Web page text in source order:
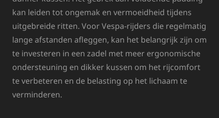
kan leiden tot ongemak en vermoeidheid tijdens
uitgebreide ritten. Voor Vespa-rijders die regelmatig
lange afstanden afleggen, kan het belangrijk zijn om
te investeren in een zadel met meer ergonomische
ondersteuning en dikker kussen om het rijcomfort
te verbeteren en de belasting op het lichaam te
verminderen.